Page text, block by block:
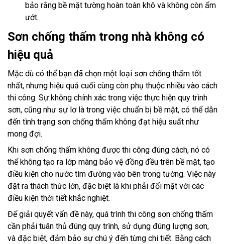
bảo rằng bề mặt tường hoàn toàn khô và không còn ẩm
ướt.
Sơn chống thấm trong nhà không có
hiệu quả
Mặc dù có thể bạn đã chọn một loại sơn chống thấm tốt
nhất, nhưng hiệu quả cuối cùng còn phụ thuộc nhiều vào cách
thi công. Sự không chính xác trong việc thực hiện quy trình
sơn, cũng như sự lơ là trong việc chuẩn bị bề mặt, có thể dẫn
đến tình trạng sơn chống thấm không đạt hiệu suất như
mong đợi.
Khi sơn chống thấm không được thi công đúng cách, nó có
thể không tạo ra lớp màng bảo vệ đồng đều trên bề mặt, tạo
điều kiện cho nước tìm đường vào bên trong tường. Việc này
đặt ra thách thức lớn, đặc biệt là khi phải đối mặt với các
điều kiện thời tiết khắc nghiệt.
Để giải quyết vấn đề này, quá trình thi công sơn chống thấm
cần phải tuân thủ đúng quy trình, sử dụng đúng lượng sơn,
và đặc biệt, đảm bảo sự chú ý đến từng chi tiết. Bằng cách